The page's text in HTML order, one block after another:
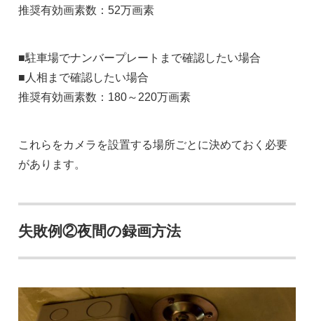
推奨有効画素数：52万画素
■駐車場でナンバープレートまで確認したい場合
■人相まで確認したい場合
推奨有効画素数：180～220万画素
これらをカメラを設置する場所ごとに決めておく必要
があります。
失敗例②夜間の録画方法